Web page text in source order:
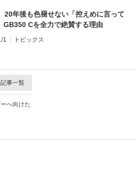
20年後も色褪せない「控えめに言って
GB350 Cを全力で絶賛する理由
1 トピックス
事一覧
へ向けた